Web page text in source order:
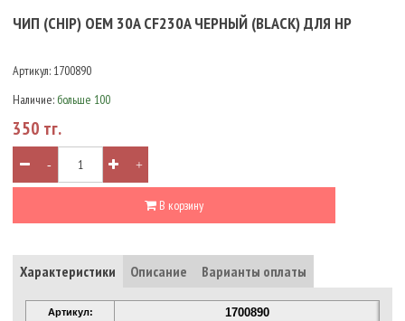
ЧИП (CHIP) OEM 30A CF230A ЧЕРНЫЙ (BLACK) ДЛЯ HP
Артикул: 1700890
Наличие: больше 100
350 тг.
- +
В корзину
Характеристики Описание Варианты оплаты
Артикул: 1700890